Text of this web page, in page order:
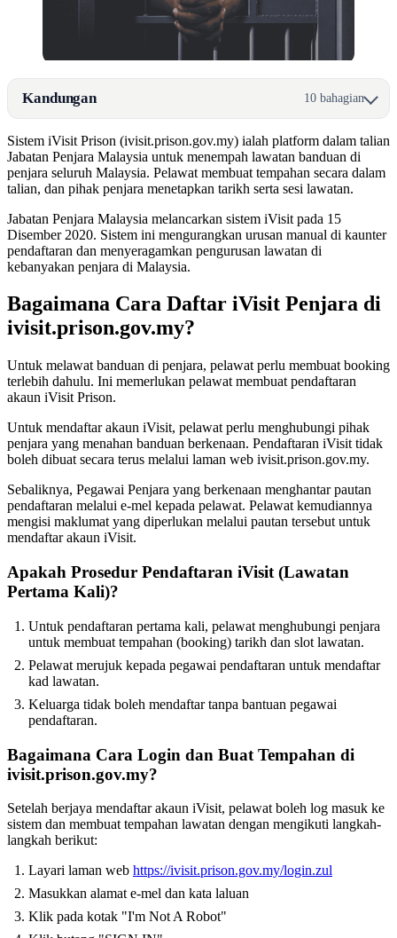
Kandungan 10 bahagian
Sistem iVisit Prison (ivisit.prison.gov.my) ialah platform dalam talian
Jabatan Penjara Malaysia untuk menempah lawatan banduan di
penjara seluruh Malaysia. Pelawat membuat tempahan secara dalam
talian, dan pihak penjara menetapkan tarikh serta sesi lawatan.
Jabatan Penjara Malaysia melancarkan sistem iVisit pada 15
Disember 2020. Sistem ini mengurangkan urusan manual di kaunter
pendaftaran dan menyeragamkan pengurusan lawatan di
kebanyakan penjara di Malaysia.
Bagaimana Cara Daftar iVisit Penjara di
ivisit.prison.gov.my?
Untuk melawat banduan di penjara, pelawat perlu membuat booking
terlebih dahulu. Ini memerlukan pelawat membuat pendaftaran
akaun iVisit Prison.
Untuk mendaftar akaun iVisit, pelawat perlu menghubungi pihak
penjara yang menahan banduan berkenaan. Pendaftaran iVisit tidak
boleh dibuat secara terus melalui laman web ivisit.prison.gov.my.
Sebaliknya, Pegawai Penjara yang berkenaan menghantar pautan
pendaftaran melalui e-mel kepada pelawat. Pelawat kemudiannya
mengisi maklumat yang diperlukan melalui pautan tersebut untuk
mendaftar akaun iVisit.
Apakah Prosedur Pendaftaran iVisit (Lawatan
Pertama Kali)?
Untuk pendaftaran pertama kali, pelawat menghubungi penjara
untuk membuat tempahan (booking) tarikh dan slot lawatan.
Pelawat merujuk kepada pegawai pendaftaran untuk mendaftar
kad lawatan.
Keluarga tidak boleh mendaftar tanpa bantuan pegawai
pendaftaran.
Bagaimana Cara Login dan Buat Tempahan di
ivisit.prison.gov.my?
Setelah berjaya mendaftar akaun iVisit, pelawat boleh log masuk ke
sistem dan membuat tempahan lawatan dengan mengikuti langkah-
langkah berikut:
Layari laman web https://ivisit.prison.gov.my/login.zul
Masukkan alamat e-mel dan kata laluan
Klik pada kotak "I'm Not A Robot"